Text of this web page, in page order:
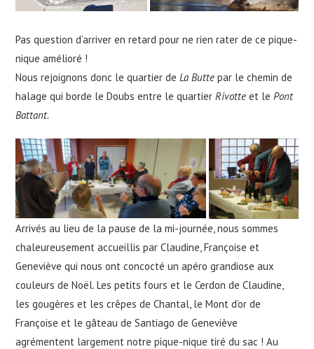
Pas question d’arriver en retard pour ne rien rater de ce pique-
nique amélioré !
Nous rejoignons donc le quartier deLa Butte par le chemin de
halage qui borde le Doubs entre le quartierRivotte et lePont
Battant.
Arrivés au lieu de la pause de la mi-journée, nous sommes
chaleureusement accueillis par Claudine, Françoise et
Geneviève qui nous ont concocté un apéro grandiose aux
couleurs de Noël. Les petits fours et le Cerdon de Claudine,
les gougères et les crêpes de Chantal, le Mont d’or de
Françoise et le gâteau de Santiago de Geneviève
agrémentent largement notre pique-nique tiré du sac ! Au